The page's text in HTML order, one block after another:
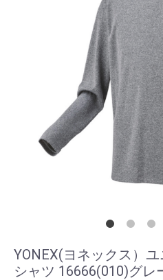
YONEX(ヨネックス）
シャツ 16666(010)グレ